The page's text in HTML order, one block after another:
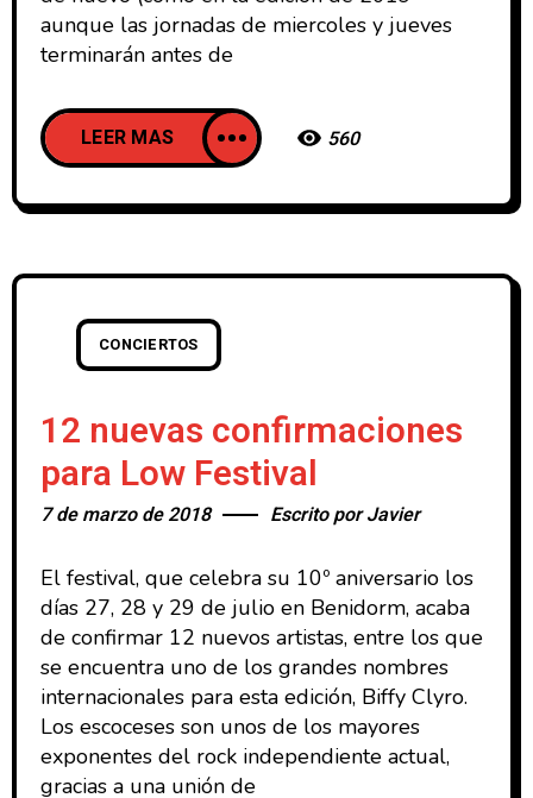
aunque las jornadas de miercoles y jueves
terminarán antes de
LEER MAS 560
CONCIERTOS
12 nuevas confirmaciones
para Low Festival
7 de marzo de 2018 Escrito porJavier
El festival, que celebra su 10º aniversario los
días 27, 28 y 29 de julio en Benidorm, acaba
de confirmar 12 nuevos artistas, entre los que
se encuentra uno de los grandes nombres
internacionales para esta edición, Biffy Clyro.
Los escoceses son unos de los mayores
exponentes del rock independiente actual,
gracias a una unión de